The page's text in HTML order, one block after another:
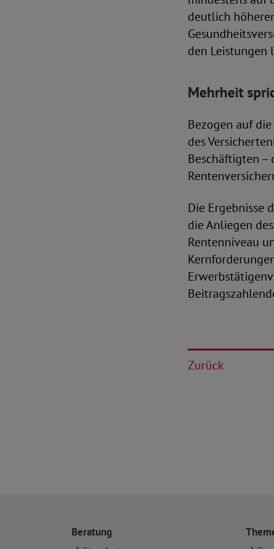
deutlich
den
Mehrheit
Bezogen auf
des
Beschäftigten –
Die Ergebnisse
die Anliegen
Rentenniveau
Zurück
Beratung